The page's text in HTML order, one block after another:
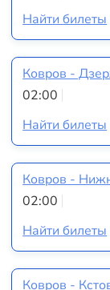
Найти билеты
Ковров -
02:00
Найти билеты
Ковров -
02:00
Найти билеты
Ковров -